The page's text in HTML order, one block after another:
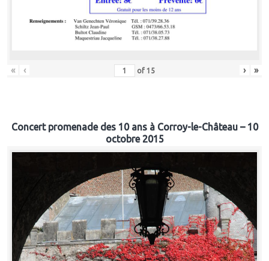
« ‹ of 15 › »
Concert promenade des 10 ans à Corroy-le-Château – 10
octobre 2015